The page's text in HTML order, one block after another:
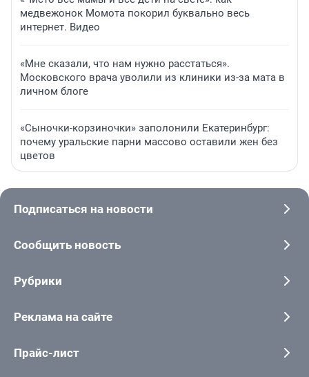
медвежонок Момота покорил буквально весь
интернет. Видео
«Мне сказали, что нам нужно расстаться».
Московского врача уволили из клиники из-за мата в
личном блоге
«Сыночки-корзиночки» заполонили Екатеринбург:
почему уральские парни массово оставили жен без
цветов
Подписаться на новости
Сообщить новость
Рубрики
Реклама на сайте
Прайс-лист